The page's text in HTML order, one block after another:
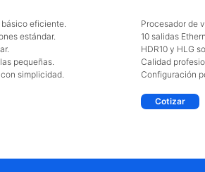
eficiente.
estándar.
pequeñas.
simplicidad.
Procesador de
10 salidas
HDR10 y HLG
Calidad
Configuración
Cotizar